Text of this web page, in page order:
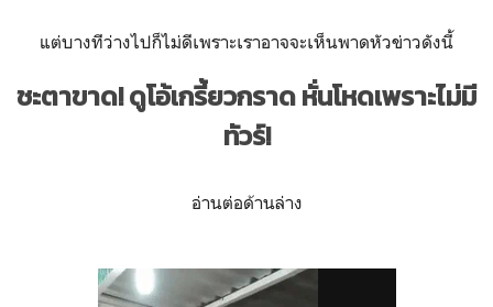
แต่บางทีว่างไปก็ไม่ดีเพราะเราอาจจะเห็นพาดหัวข่าวดังนี้
ชะตาขาด! ดูโอ้เกรี้ยวกราด หั่นโหดเพราะไม่มี
ทัวร์!
อ่านต่อด้านล่าง